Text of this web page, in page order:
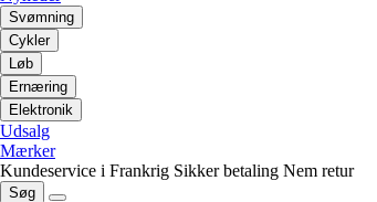
Svømning
Cykler
Løb
Ernæring
Elektronik
Udsalg
Mærker
Kundeservice i Frankrig Sikker betaling Nem retur
Søg